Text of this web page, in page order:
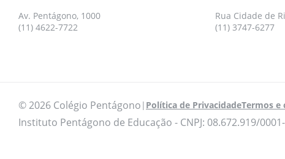
Av. Pentágono, 1000
(11) 4622-7722
Rua Cidade de
(11) 3747-6277
© 2026 Colégio Pentágono | Política de PrivacidadeTermos e
Instituto Pentágono de Educação - CNPJ: 08.672.919/